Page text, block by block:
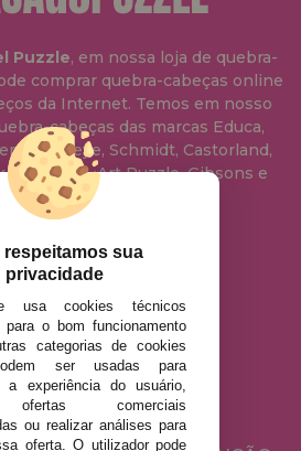
Puzzle, em nossa loja de quebra-
comprar quebra-cabeças online
da Internet. Temos em nosso
cabeças das marcas Educa,
Heye, Schmidt, Castorland,
Anatolian, Art Puzzle, Gibsons e
muito mais.
LEGAL
DE PRIVACIDADE
DE COOKIES
E DEVOLUÇÕES
respeitamos sua
privacidade
usa cookies técnicos
para o bom funcionamento
categorias de cookies
ser usadas para
a experiência do usuário,
ofertas comerciais
ou realizar análises para
oferta. O utilizador pode